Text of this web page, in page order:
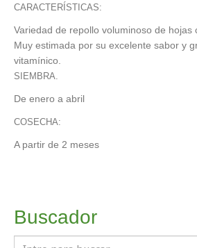
CARACTERÍSTICAS:
Variedad de repollo voluminoso de hojas
Muy estimada por su excelente sabor y
vitamínico.
SIEMBRA.
De enero a abril
COSECHA:
A partir de 2 meses
Buscador